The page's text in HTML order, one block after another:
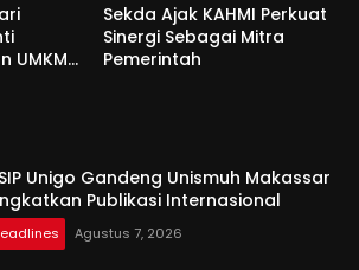
UMKM
Sekda Ajak KAHMI Perkuat
Sinergi Sebagai Mitra
Pemerintah
Unigo Gandeng Unismuh Makassar
Publikasi Internasional
Agustus 7, 2026